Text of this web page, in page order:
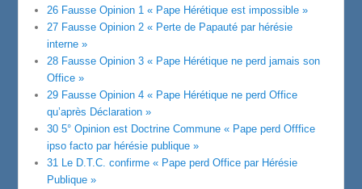
26 Fausse Opinion 1 « Pape Hérétique est impossible »
27 Fausse Opinion 2 « Perte de Papauté par hérésie
interne »
28 Fausse Opinion 3 « Pape Hérétique ne perd jamais son
Office »
29 Fausse Opinion 4 « Pape Hérétique ne perd Office
qu’après Déclaration »
30 5° Opinion est Doctrine Commune « Pape perd Offfice
ipso facto par hérésie publique »
31 Le D.T.C. confirme « Pape perd Office par Hérésie
Publique »